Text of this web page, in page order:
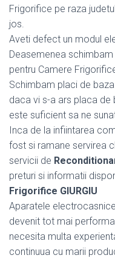
Frigorifice pe raza
jos.
Aveti defect un modul
Deasemenea
pentru Camere
Schimbam placi de
daca vi s-a ars placa de
este suficient sa ne
Inca de la infiintarea
fost si ramane servirea
servicii de
preturi si informatii
Frigorifice GIURGIU
Aparatele
devenit tot mai
necesita multa
continuua cu marii